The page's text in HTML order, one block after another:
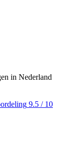
in Nederland
9.5 / 10